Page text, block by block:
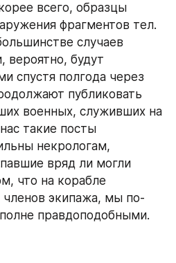
всего, образцы
фрагментов тел.
случаев
вероятно, будут
спустя полгода через
публиковать
военных, служивших на
такие посты
некрологам,
вряд ли могли
что на корабле
членов экипажа, мы по-
правдоподобными.